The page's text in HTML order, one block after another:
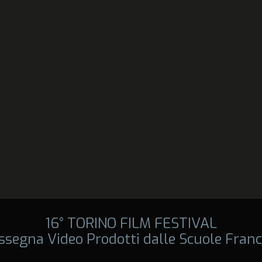
16° TORINO FILM FESTIVAL
Video Prodotti dalle Scuole